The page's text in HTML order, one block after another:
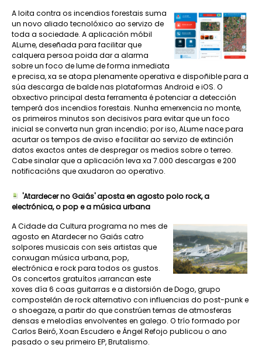
A loita contra os incendios forestais suma
un novo aliado tecnolóxico ao servizo de
toda a sociedade. A aplicación móbil
ALume, deseñada para facilitar que
calquera persoa poida dar a alarma
sobre un foco de lume de forma inmediata
e precisa, xa se atopa plenamente operativa e dispoñible para a
súa descarga de balde nas plataformas Android e iOS. O
obxectivo principal desta ferramenta é potenciar a detección
temperá dos incendios forestais. Nunha emerxencia no monte,
os primeiros minutos son decisivos para evitar que un foco
inicial se converta nun gran incendio; por iso, ALume nace para
acurtar os tempos de aviso e facilitar ao servizo de extinción
datos exactos antes de despregar os medios sobre o terreo.
Cabe sinalar que a aplicación leva xa 7.000 descargas e 200
notificacións que axudaron ao operativo.
'Atardecer no Gaiás' aposta en agosto polo rock, a
electrónica, o pop e a música urbana
A Cidade da Cultura programa no mes de
agosto en Atardecer no Gaiás catro
solpores musicais con seis artistas que
conxugan música urbana, pop,
electrónica e rock para todos os gustos.
Os concertos gratuítos ¡arrancan este
xoves día 6 coas guitarras e a distorsión de Dogo, grupo
compostelán de rock alternativo con influencias do post-punk e
o shoegaze, a partir do que constrúen temas de atmosferas
densas e melodías envolventes en galego. O trío formado por
Carlos Beiró, Xoan Escudero e Ángel Refojo publicou o ano
pasado o seu primeiro EP, Brutalismo.